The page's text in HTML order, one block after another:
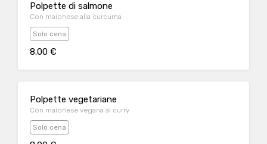
Polpette di salmone
Con maionese alla curcuma
Solo cena
8.00 €
Polpette vegetariane
Con maionese vegana al curry
Solo cena